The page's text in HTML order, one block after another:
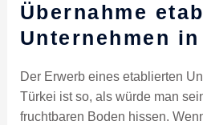
Übernahme
Unternehmen
Der Erwerb eines etablierten
Türkei ist so, als würde man
fruchtbaren Boden hissen.